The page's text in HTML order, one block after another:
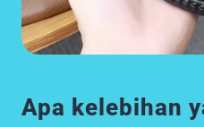
Apa kelebihan